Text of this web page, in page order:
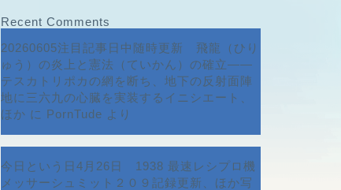
Recent Comments
20260605注目記事日中随時更新 飛龍（ひり
ゅう）の炎上と憲法（ていかん）の確立――
テスカトリポカの網を断ち、地下の反射面陣
地に三六九の心臓を実装するイニシエート、
ほか に PornTude より
今日という日4月26日 1938 最速レシプロ機
メッサーシュミット２０９記録更新、ほか写